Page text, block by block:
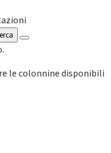
le colonnine disponibili